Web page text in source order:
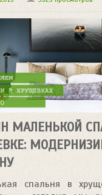
МАЛЕНЬКОЙ
спальня в